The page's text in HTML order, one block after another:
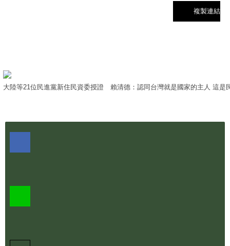
複製連結
大陸等21位民進黨新住民資委授證 賴清德：認同台灣就是國家的主人 這是